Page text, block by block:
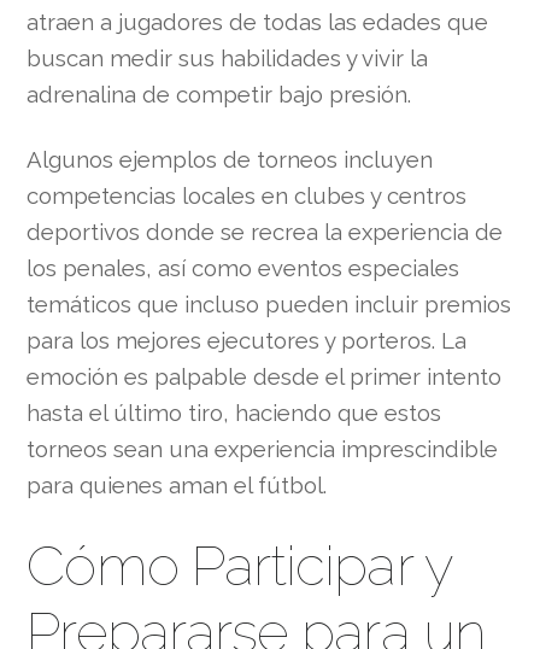
atraen a jugadores de todas las edades que
buscan medir sus habilidades y vivir la
adrenalina de competir bajo presión.
Algunos ejemplos de torneos incluyen
competencias locales en clubes y centros
deportivos donde se recrea la experiencia de
los penales, así como eventos especiales
temáticos que incluso pueden incluir premios
para los mejores ejecutores y porteros. La
emoción es palpable desde el primer intento
hasta el último tiro, haciendo que estos
torneos sean una experiencia imprescindible
para quienes aman el fútbol.
Cómo Participar y
Prepararse para un